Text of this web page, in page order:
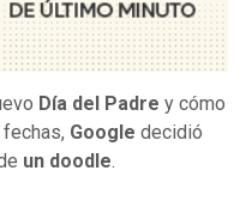
Día del Padre y cómo
Google decidió
un doodle.